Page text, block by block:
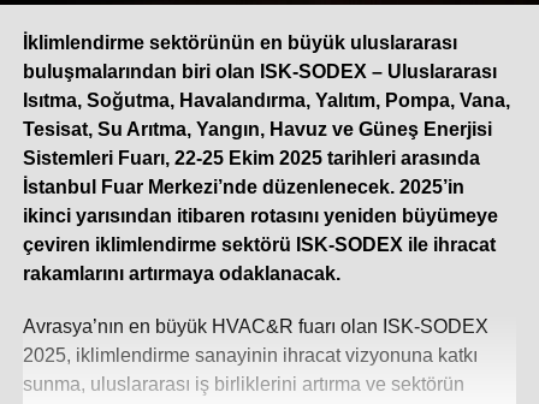
İklimlendirme sektörünün en büyük uluslararası
buluşmalarından biri olan ISK-SODEX – Uluslararası
Isıtma, Soğutma, Havalandırma, Yalıtım, Pompa, Vana,
Tesisat, Su Arıtma, Yangın, Havuz ve Güneş Enerjisi
Sistemleri Fuarı, 22-25 Ekim 2025 tarihleri arasında
İstanbul Fuar Merkezi’nde düzenlenecek. 2025’in
ikinci yarısından itibaren rotasını yeniden büyümeye
çeviren iklimlendirme sektörü ISK-SODEX ile ihracat
rakamlarını artırmaya odaklanacak.
Avrasya’nın en büyük HVAC&R fuarı olan ISK-SODEX
2025, iklimlendirme sanayinin ihracat vizyonuna katkı
sunma, uluslararası iş birliklerini artırma ve sektörün